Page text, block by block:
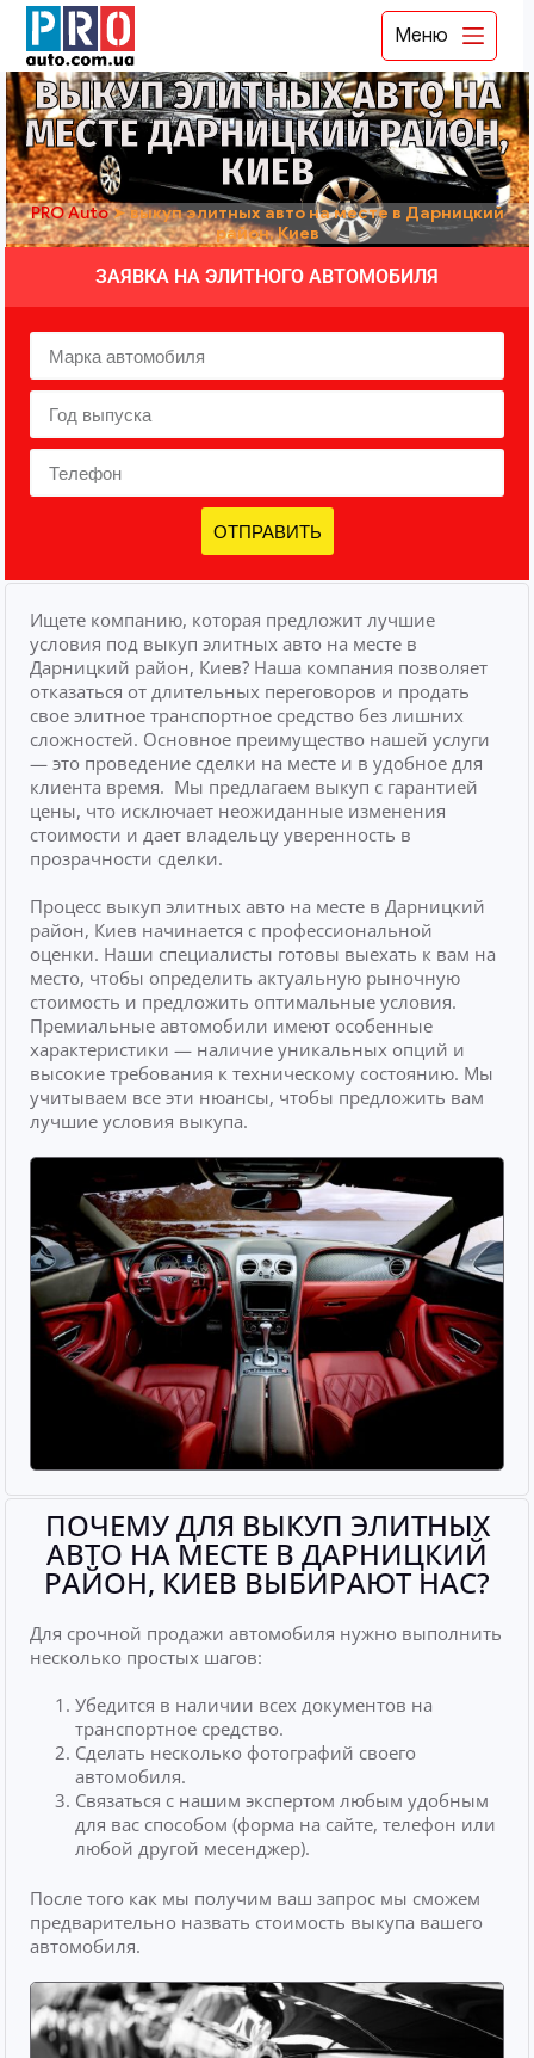
Меню
ВЫКУП ЭЛИТНЫХ АВТО НА
МЕСТЕ ДАРНИЦКИЙ РАЙОН,
КИЕВ
PRO Auto➤выкуп элитных авто на месте в Дарницкий
район, Киев
ЗАЯВКА НА ЭЛИТНОГО АВТОМОБИЛЯ
ОТПРАВИТЬ
Ищете компанию, которая предложит лучшие
условия под выкуп элитных авто на месте в
Дарницкий район, Киев? Наша компания позволяет
отказаться от длительных переговоров и продать
свое элитное транспортное средство без лишних
сложностей. Основное преимущество нашей услуги
— это проведение сделки на месте и в удобное для
клиента время. Мы предлагаем выкуп с гарантией
цены, что исключает неожиданные изменения
стоимости и дает владельцу уверенность в
прозрачности сделки.
Процесс выкуп элитных авто на месте в Дарницкий
район, Киев начинается с профессиональной
оценки. Наши специалисты готовы выехать к вам на
место, чтобы определить актуальную рыночную
стоимость и предложить оптимальные условия.
Премиальные автомобили имеют особенные
характеристики — наличие уникальных опций и
высокие требования к техническому состоянию. Мы
учитываем все эти нюансы, чтобы предложить вам
лучшие условия выкупа.
ПОЧЕМУ ДЛЯ ВЫКУП ЭЛИТНЫХ
АВТО НА МЕСТЕ В ДАРНИЦКИЙ
РАЙОН, КИЕВ ВЫБИРАЮТ НАС?
Для срочной продажи автомобиля нужно выполнить
несколько простых шагов:
Убедится в наличии всех документов на
транспортное средство.
Сделать несколько фотографий своего
автомобиля.
Связаться с нашим экспертом любым удобным
для вас способом (форма на сайте, телефон или
любой другой месенджер).
После того как мы получим ваш запрос мы сможем
предварительно назвать стоимость выкупа вашего
автомобиля.